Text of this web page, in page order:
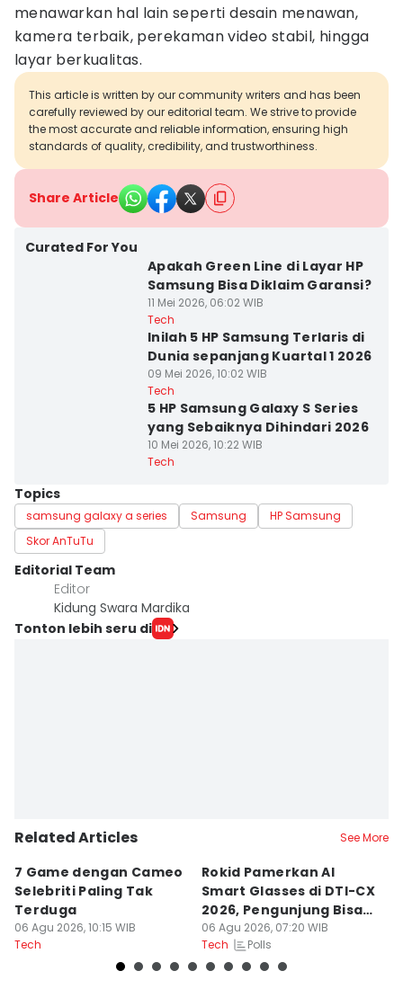
menawarkan hal lain seperti desain menawan,
kamera terbaik, perekaman video stabil, hingga
layar berkualitas.
This article is written by our community writers and has been
carefully reviewed by our editorial team. We strive to provide
the most accurate and reliable information, ensuring high
standards of quality, credibility, and trustworthiness.
Share Article
Curated For You
Apakah Green Line di Layar HP
Samsung Bisa Diklaim Garansi?
11 Mei 2026, 06:02 WIB
Tech
Inilah 5 HP Samsung Terlaris di
Dunia sepanjang Kuartal 1 2026
09 Mei 2026, 10:02 WIB
Tech
5 HP Samsung Galaxy S Series
yang Sebaiknya Dihindari 2026
10 Mei 2026, 10:22 WIB
Tech
Topics
samsung galaxy a series Samsung
HP Samsung
Skor AnTuTu
Editorial Team
Editor
Kidung Swara Mardika
Tonton lebih seru di
Related Articles See More
7 Game dengan Cameo
Selebriti Paling Tak
Terduga
06 Agu 2026, 10:15 WIB
Tech
Rokid Pamerkan AI
Smart Glasses di DTI-CX
2026, Pengunjung Bisa
Coba
06 Agu 2026, 07:20 WIB
Tech
Polls